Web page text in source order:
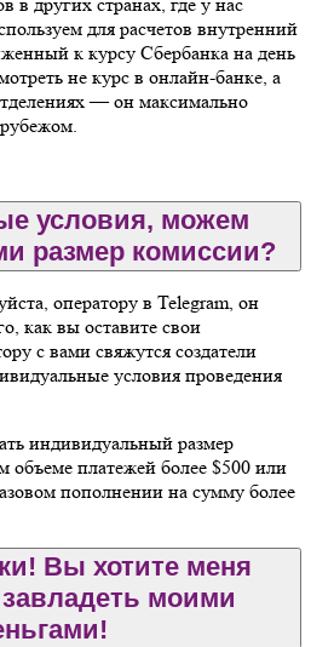
для расчетов внутренний
к курсу Сбербанка на день
не курс в онлайн-банке, а
— он максимально
условия, можем
размер комиссии?
оператору в Telegram, он
как вы оставите свои
с вами свяжутся создатели
условия проведения
индивидуальный размер
объеме платежей более $500 или
пополнении на сумму более
Вы хотите меня
моими